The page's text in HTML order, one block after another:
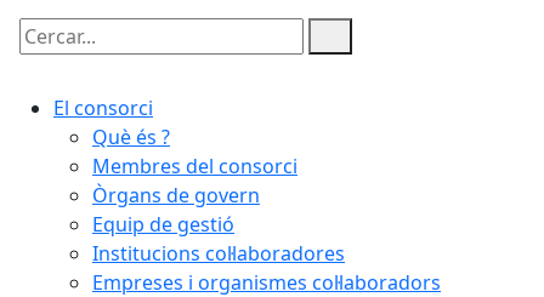
Cercar:
El consorci
Què és ?
Membres del consorci
Òrgans de govern
Equip de gestió
Institucions col·laboradores
Empreses i organismes col·laboradors